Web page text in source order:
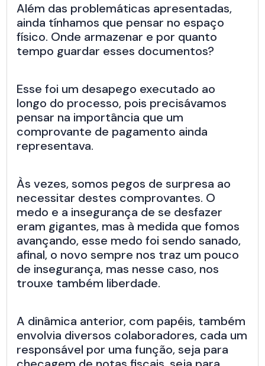
Além das problemáticas apresentadas,
ainda tínhamos que pensar no espaço
físico. Onde armazenar e por quanto
tempo guardar esses documentos?
Esse foi um desapego executado ao
longo do processo, pois precisávamos
pensar na importância que um
comprovante de pagamento ainda
representava.
Às vezes, somos pegos de surpresa ao
necessitar destes comprovantes. O
medo e a insegurança de se desfazer
eram gigantes, mas à medida que fomos
avançando, esse medo foi sendo sanado,
afinal, o novo sempre nos traz um pouco
de insegurança, mas nesse caso, nos
trouxe também liberdade.
A dinâmica anterior, com papéis, também
envolvia diversos colaboradores, cada um
responsável por uma função, seja para